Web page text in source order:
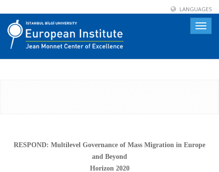
LANGUAGES
Toggle
RESPOND: Multilevel Governance of Mass Migration in Europe
and Beyond
Horizon 2020